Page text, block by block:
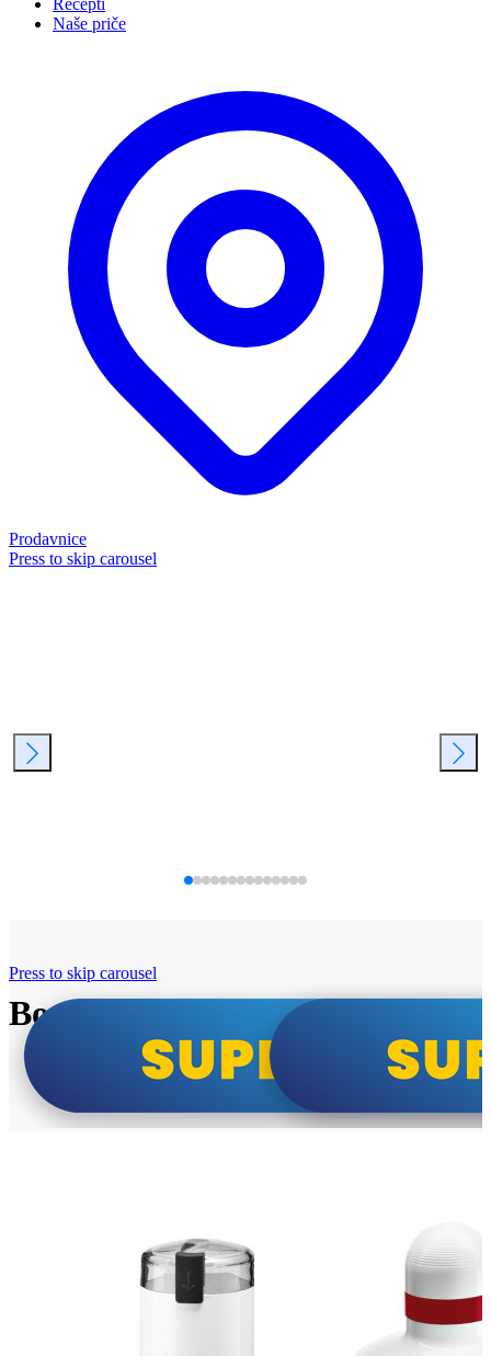
Recepti
Naše priče
Prodavnice
Press to skip carousel
Bosch super cene
Press to skip carousel